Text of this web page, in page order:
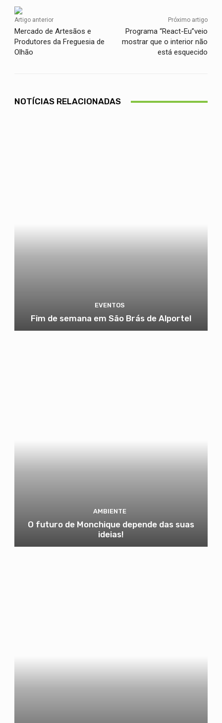
Artigo anterior
Mercado de Artesãos e
Produtores da Freguesia de
Olhão
Próximo artigo
Programa “React-Eu”veio
mostrar que o interior não
está esquecido
NOTÍCIAS RELACIONADAS
EVENTOS
Fim de semana em São Brás de Alportel
AMBIENTE
O futuro de Monchique depende das suas
ideias!